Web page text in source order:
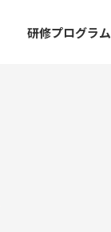
研修プログラム